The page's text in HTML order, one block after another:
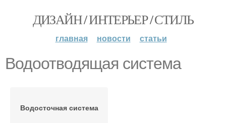
ДИЗАЙН / ИНТЕРЬЕР / СТИЛЬ
главная новости статьи
Водоотводящая система
Водосточная система